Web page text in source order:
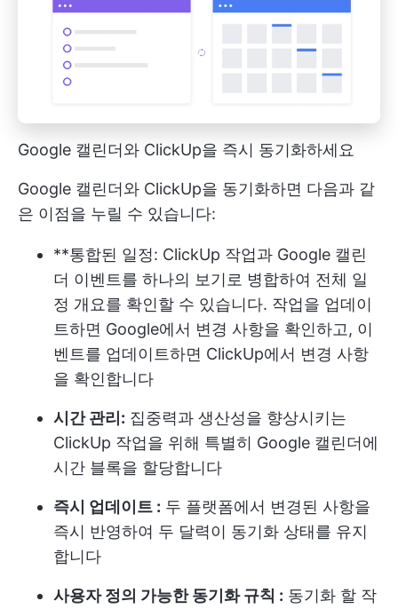
Google 캘린더와 ClickUp을 즉시 동기화하세요
Google 캘린더와 ClickUp을 동기화하면 다음과 같
은 이점을 누릴 수 있습니다:
**통합된 일정: ClickUp 작업과 Google 캘린
더 이벤트를 하나의 보기로 병합하여 전체 일
정 개요를 확인할 수 있습니다. 작업을 업데이
트하면 Google에서 변경 사항을 확인하고, 이
벤트를 업데이트하면 ClickUp에서 변경 사항
을 확인합니다
시간 관리: 집중력과 생산성을 향상시키는
ClickUp 작업을 위해 특별히 Google 캘린더에
시간 블록을 할당합니다
즉시 업데이트 : 두 플랫폼에서 변경된 사항을
즉시 반영하여 두 달력이 동기화 상태를 유지
합니다
사용자 정의 가능한 동기화 규칙 : 동기화 할 작